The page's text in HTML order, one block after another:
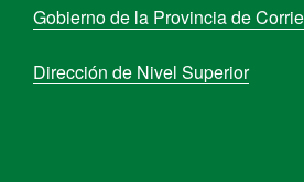
Gobierno de la Provincia de
Dirección de Nivel Superior